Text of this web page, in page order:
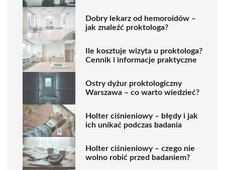
Dobry lekarz od hemoroidów –
jak znaleźć proktologa?
Ile kosztuje wizyta u proktologa?
Cennik i informacje praktyczne
Ostry dyżur proktologiczny
Warszawa – co warto wiedzieć?
Holter ciśnieniowy – błędy i jak
ich unikać podczas badania
Holter ciśnieniowy – czego nie
wolno robić przed badaniem?